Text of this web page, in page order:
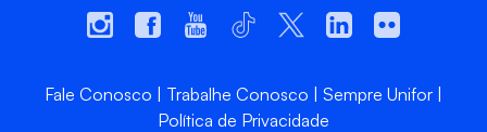
Fale Conosco Trabalhe Conosco
Sempre Unifor
Política de Privacidade